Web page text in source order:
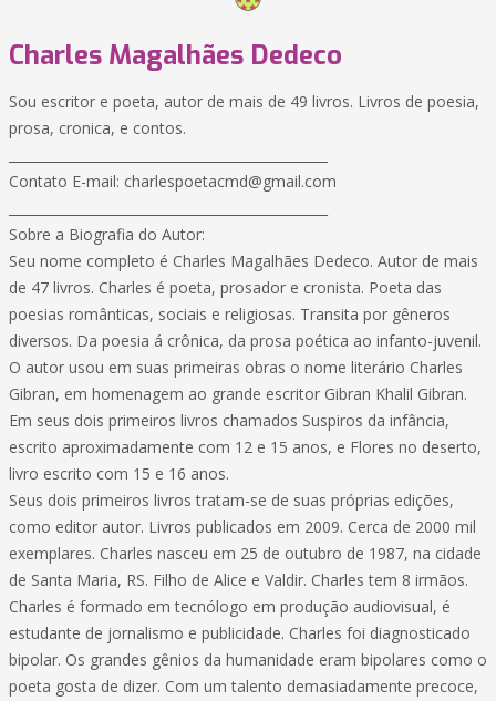
Charles Magalhães Dedeco
Sou escritor e poeta, autor de mais de 49 livros. Livros de poesia,
prosa, cronica, e contos.
Contato E-mail: charlespoetacmd@gmail.com
Sobre a Biografia do Autor:
Seu nome completo é Charles Magalhães Dedeco. Autor de mais
de 47 livros. Charles é poeta, prosador e cronista. Poeta das
poesias românticas, sociais e religiosas. Transita por gêneros
diversos. Da poesia á crônica, da prosa poética ao infanto-juvenil.
O autor usou em suas primeiras obras o nome literário Charles
Gibran, em homenagem ao grande escritor Gibran Khalil Gibran.
Em seus dois primeiros livros chamados Suspiros da infância,
escrito aproximadamente com 12 e 15 anos, e Flores no deserto,
livro escrito com 15 e 16 anos.
Seus dois primeiros livros tratam-se de suas próprias edições,
como editor autor. Livros publicados em 2009. Cerca de 2000 mil
exemplares. Charles nasceu em 25 de outubro de 1987, na cidade
de Santa Maria, RS. Filho de Alice e Valdir. Charles tem 8 irmãos.
Charles é formado em tecnólogo em produção audiovisual, é
estudante de jornalismo e publicidade. Charles foi diagnosticado
bipolar. Os grandes gênios da humanidade eram bipolares como o
poeta gosta de dizer. Com um talento demasiadamente precoce,